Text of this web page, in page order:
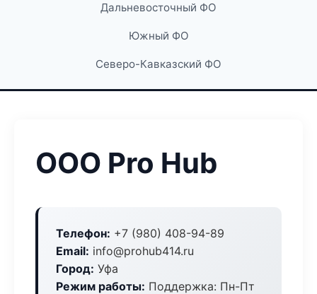
Дальневосточный ФО
Южный ФО
Северо-Кавказский ФО
ООО Pro Hub
Телефон: +7 (980) 408-94-89
Email: info@prohub414.ru
Город: Уфа
Режим работы: Поддержка: Пн-Пт